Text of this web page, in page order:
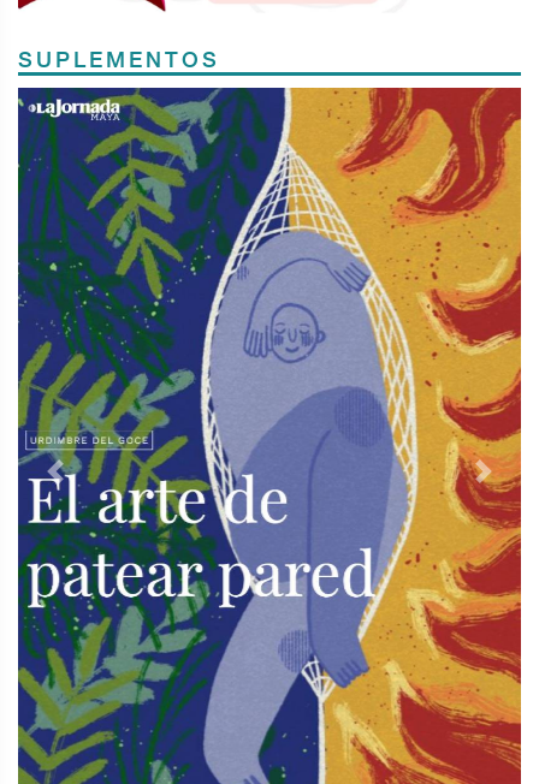
SUPLEMENTOS
Previous Next